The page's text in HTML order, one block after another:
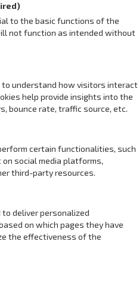
to the basic functions of the
not function as intended without
to understand how visitors interact
help provide insights into the
bounce rate, traffic source, etc.
certain functionalities, such
social media platforms,
third-party resources.
deliver personalized
on which pages they have
the effectiveness of the